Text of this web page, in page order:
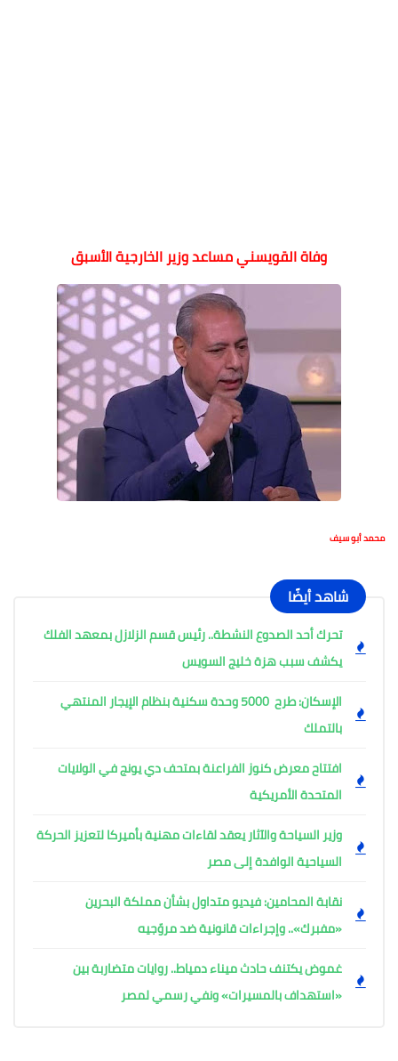
وفاة القويسني مساعد وزير الخارجية الأسبق
محمد أبو سيف
شاهد أيضًا
تحرك أحد الصدوع النشطة.. رئيس قسم الزلازل بمعهد الفلك
يكشف سبب هزة خليج السويس
الإسكان: طرح 5000 وحدة سكنية بنظام الإيجار المنتهي
بالتملك
افتتاح معرض كنوز الفراعنة بمتحف دي يونج في الولايات
المتحدة الأمريكية
وزير السياحة والآثار يعقد لقاءات مهنية بأميركا لتعزيز الحركة
السياحية الوافدة إلى مصر
نقابة المحامين: فيديو متداول بشأن مملكة البحرين
«مفبرك».. وإجراءات قانونية ضد مروّجيه
غموض يكتنف حادث ميناء دمياط.. روايات متضاربة بين
«استهداف بالمسيرات» ونفي رسمي لمصر